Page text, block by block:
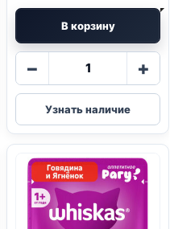
В корзину
−
Количество
Whiskas
(УТКА)
паштет
+
Узнать наличие